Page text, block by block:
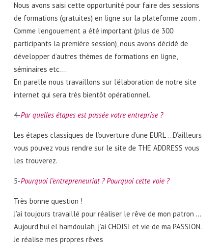
Nous avons saisi cette opportunité pour faire des sessions
de formations (gratuites) en ligne sur la plateforme zoom .
Comme l’engouement a été important (plus de 300
participants la première session), nous avons décidé de
développer d’autres thèmes de formations en ligne,
séminaires etc.…
En parelle nous travaillons sur l’élaboration de notre site
internet qui sera très bientôt opérationnel.
4-Par quelles étapes est passée votre entreprise ?
Les étapes classiques de l’ouverture d’une EURL …D’ailleurs
vous pouvez vous rendre sur le site de THE ADDRESS vous
les trouverez.
5-Pourquoi l’entrepreneuriat ? Pourquoi cette voie ?
Très bonne question !
J’ai toujours travaillé pour réaliser le rêve de mon patron …
Aujourd’hui el hamdoulah, j’ai CHOISI et vie de ma PASSION.
Je réalise mes propres rêves